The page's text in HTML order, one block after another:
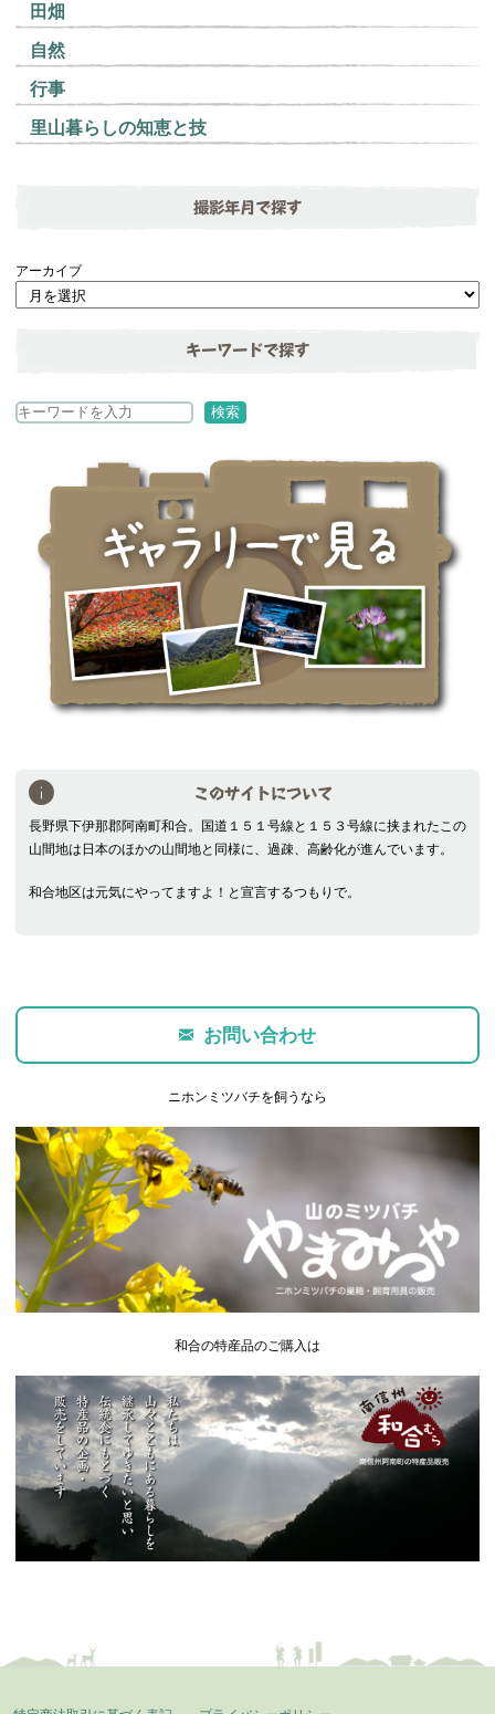
田畑
自然
行事
里山暮らしの知恵と技
撮影年月で探す
アーカイブ
キーワードで探す
検
検索
このサイトについて
長野県下伊那郡阿南町和合。国道１５１号線と１５３号線に挟まれたこの
山間地は日本のほかの山間地と同様に、過疎、高齢化が進んでいます。
和合地区は元気にやってますよ！と宣言するつもりで。
お問い合わせ
ニホンミツバチを飼うなら
和合の特産品のご購入は